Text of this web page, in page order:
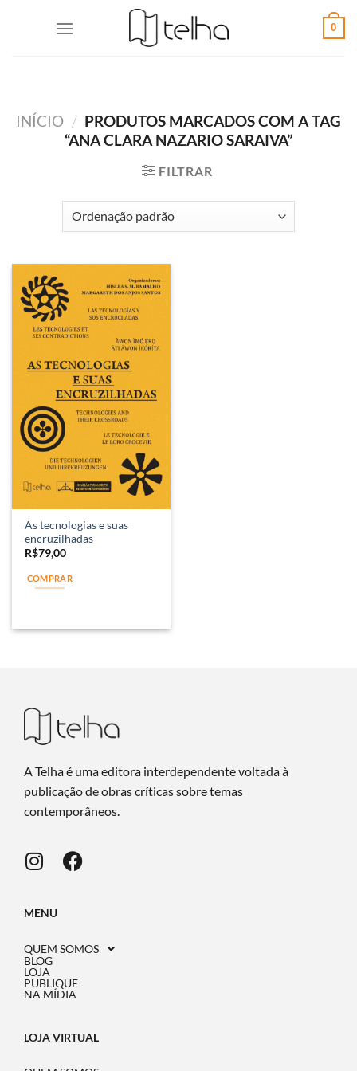
0
INÍCIO / PRODUTOS MARCADOS COM A TAG
“ANA CLARA NAZARIO SARAIVA”
FILTRAR
As tecnologias e suas
encruzilhadas
R$79,00
COMPRAR
A Telha é uma editora interdependente voltada à
publicação de obras críticas sobre temas
contemporâneos.
MENU
QUEM SOMOS
BLOG
LOJA
PUBLIQUE
NA MÍDIA
LOJA VIRTUAL